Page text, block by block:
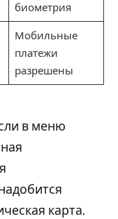
биометрия
Мобильные
платежи
разрешены
в меню
карта.